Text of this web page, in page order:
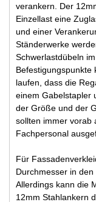
verankern. Der
Einzellast eine
und einer
Ständerwerke
Schwerlastdübeln
Befestigungspunkte
laufen, dass die
einem Gabelstapler
der Größe und der
sollten immer vorab
Fachpersonal
Für
Durchmesser in
Allerdings kann die
12mm Stahlankern